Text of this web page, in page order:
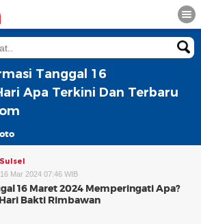
Tanggal 16
Apa Terkini Dan Terbaru
Mar 2024 07:46 WIB
16 Maret 2024 Memperingati Apa?
Bakti Rimbawan